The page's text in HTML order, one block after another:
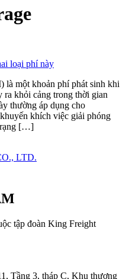
loại phí này
là một khoản phí phát sinh khi
ra khỏi cảng trong thời gian
thường áp dụng cho
khích việc giải phóng
[…]
tập đoàn King Freight
Tầng 3, tháp C, Khu thương